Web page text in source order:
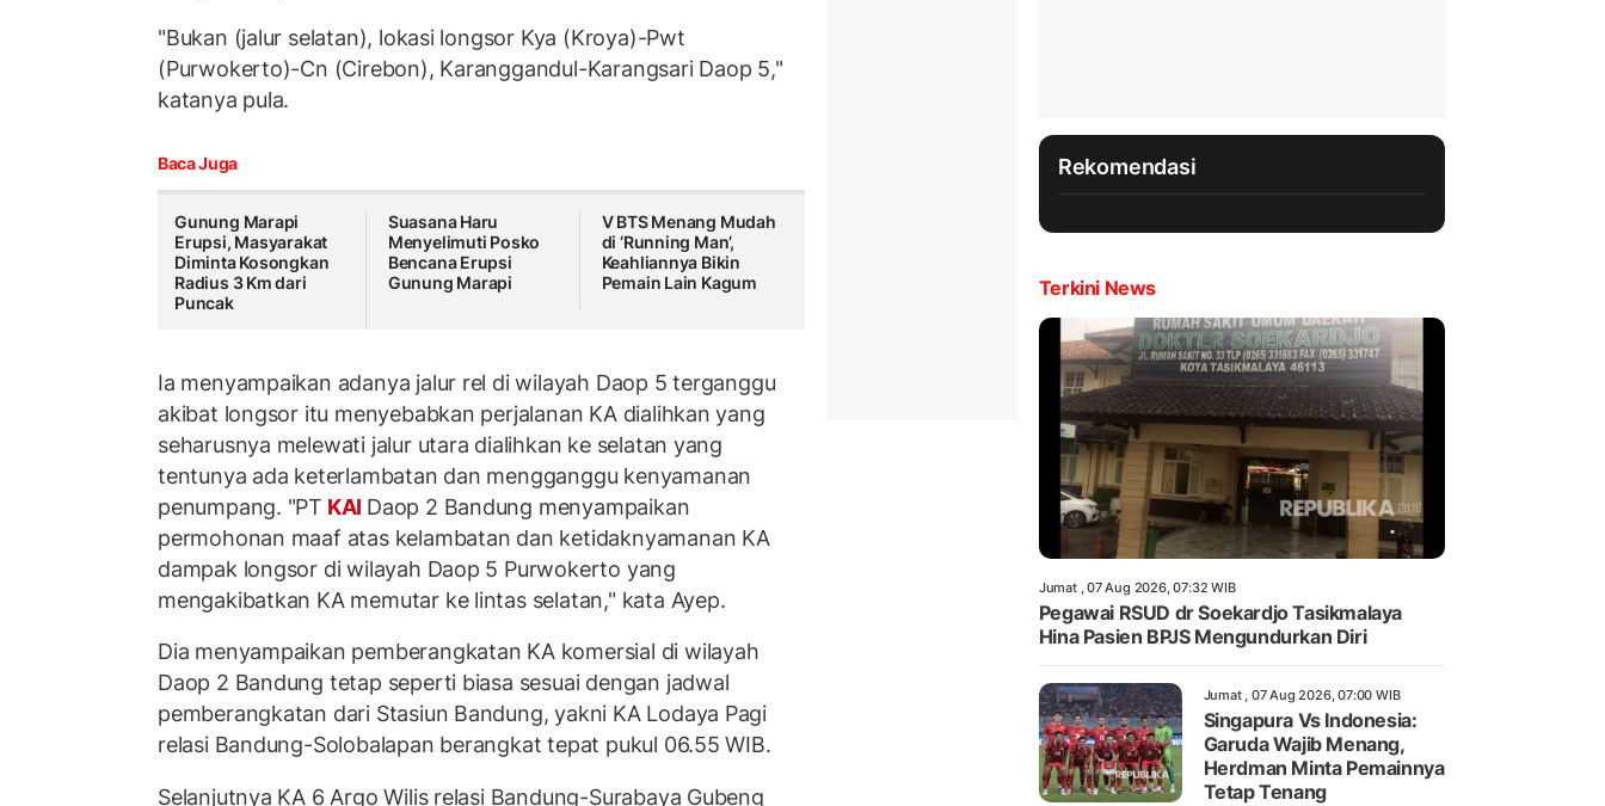
"Bukan (jalur selatan), lokasi longsor Kya (Kroya)-Pwt
(Purwokerto)-Cn (Cirebon), Karanggandul-Karangsari Daop 5,"
katanya pula.
Baca Juga
Gunung Marapi
Erupsi, Masyarakat
Diminta Kosongkan
Radius 3 Km dari
Puncak
Suasana Haru
Menyelimuti Posko
Bencana Erupsi
Gunung Marapi
V BTS Menang Mudah
di ‘Running Man’,
Keahliannya Bikin
Pemain Lain Kagum
Ia menyampaikan adanya jalur rel di wilayah Daop 5 terganggu
akibat longsor itu menyebabkan perjalanan KA dialihkan yang
seharusnya melewati jalur utara dialihkan ke selatan yang
tentunya ada keterlambatan dan mengganggu kenyamanan
penumpang. "PT KAI Daop 2 Bandung menyampaikan
permohonan maaf atas kelambatan dan ketidaknyamanan KA
dampak longsor di wilayah Daop 5 Purwokerto yang
mengakibatkan KA memutar ke lintas selatan," kata Ayep.
Dia menyampaikan pemberangkatan KA komersial di wilayah
Daop 2 Bandung tetap seperti biasa sesuai dengan jadwal
pemberangkatan dari Stasiun Bandung, yakni KA Lodaya Pagi
relasi Bandung-Solobalapan berangkat tepat pukul 06.55 WIB.
Selanjutnya KA 6 Argo Wilis relasi Bandung-Surabaya Gubeng
Rekomendasi
Terkini News
Jumat , 07 Aug 2026, 07:32 WIB
Pegawai RSUD dr Soekardjo Tasikmalaya
Hina Pasien BPJS Mengundurkan Diri
Jumat , 07 Aug 2026, 07:00 WIB
Singapura Vs Indonesia:
Garuda Wajib Menang,
Herdman Minta Pemainnya
Tetap Tenang